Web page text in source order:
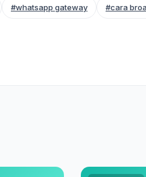
#whatsapp gateway #cara